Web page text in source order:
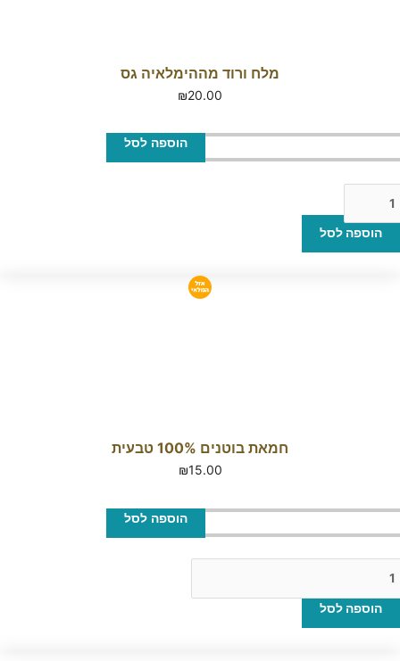
מלח ורוד מההימלאיה גס
₪20.00
הוספה לסל
הוספה לסל
חמאת בוטנים 100% טבעית
₪15.00
הוספה לסל
הוספה לסל